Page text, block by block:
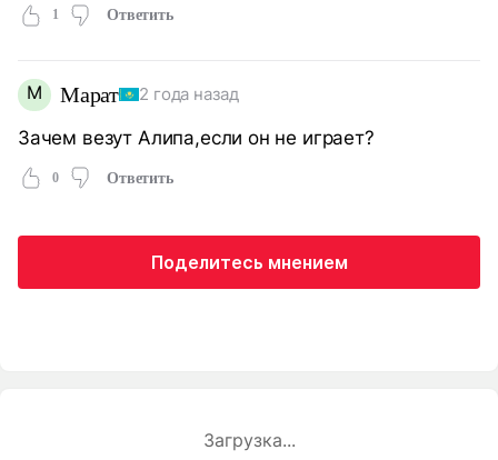
1 Ответить
М Марат 2 года назад
Зачем везут Алипа,если он не играет?
0 Ответить
Поделитесь мнением
Загрузка...